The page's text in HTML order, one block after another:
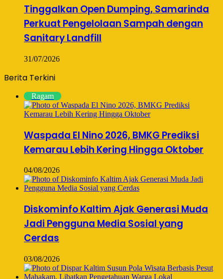
Tinggalkan Open Dumping, Samarinda
Perkuat Pengelolaan Sampah dengan
Sanitary Landfill
31/07/2026
Berita Terkini
Ragam
Waspada El Nino 2026, BMKG Prediksi
Kemarau Lebih Kering Hingga Oktober
04/08/2026
Diskominfo Kaltim Ajak Generasi Muda
Jadi Pengguna Media Sosial yang
Cerdas
03/08/2026